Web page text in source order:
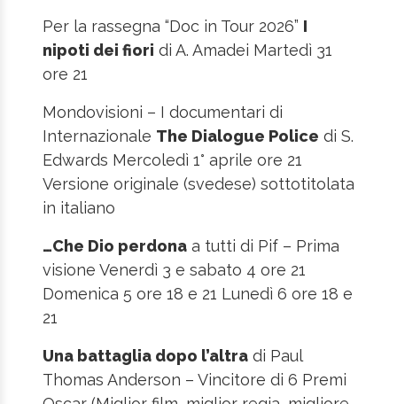
Per la rassegna “Doc in Tour 2026” I
nipoti dei fiori di A. Amadei Martedì 31
ore 21
Mondovisioni – I documentari di
Internazionale The Dialogue Police di S.
Edwards Mercoledì 1° aprile ore 21
Versione originale (svedese) sottotitolata
in italiano
…Che Dio perdona a tutti di Pif – Prima
visione Venerdì 3 e sabato 4 ore 21
Domenica 5 ore 18 e 21 Lunedì 6 ore 18 e
21
Una battaglia dopo l’altra di Paul
Thomas Anderson – Vincitore di 6 Premi